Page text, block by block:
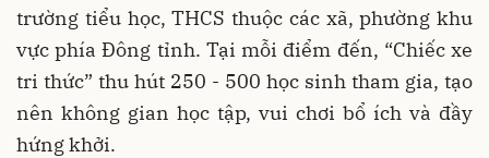
trường tiểu học, THCS thuộc các xã, phường khu
vực phía Đông tỉnh. Tại mỗi điểm đến, “Chiếc xe
tri thức” thu hút 250 - 500 học sinh tham gia, tạo
nên không gian học tập, vui chơi bổ ích và đầy
hứng khởi.